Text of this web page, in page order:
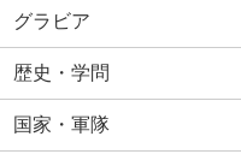
グラビア
歴史・学問
国家・軍隊